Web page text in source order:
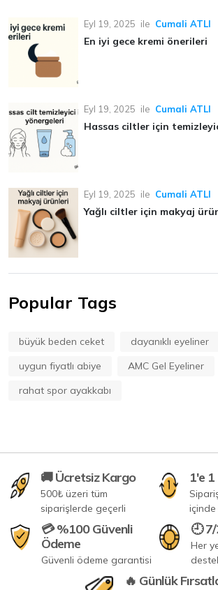
Eyl 19, 2025 ile Cumali ATLI
En iyi gece kremi önerileri
Eyl 19, 2025 ile Cumali ATLI
Hassas ciltler için
Eyl 19, 2025 ile Cumali ATLI
Yağlı ciltler için makyaj
Popular Tags
büyük beden ceket
dayanıklı eyeliner
uygun fiyatlı abiye
AMC Gel Eyeliner
rahat spor ayakkabı
🚚 Ücretsiz Kargo
500₺ üzeri tüm
siparişlerde geçerli
1'e
içinde
💳 %100 Güvenli
Ödeme
Güvenli ödeme garantisi
🕘
Her
🔥 Günlük